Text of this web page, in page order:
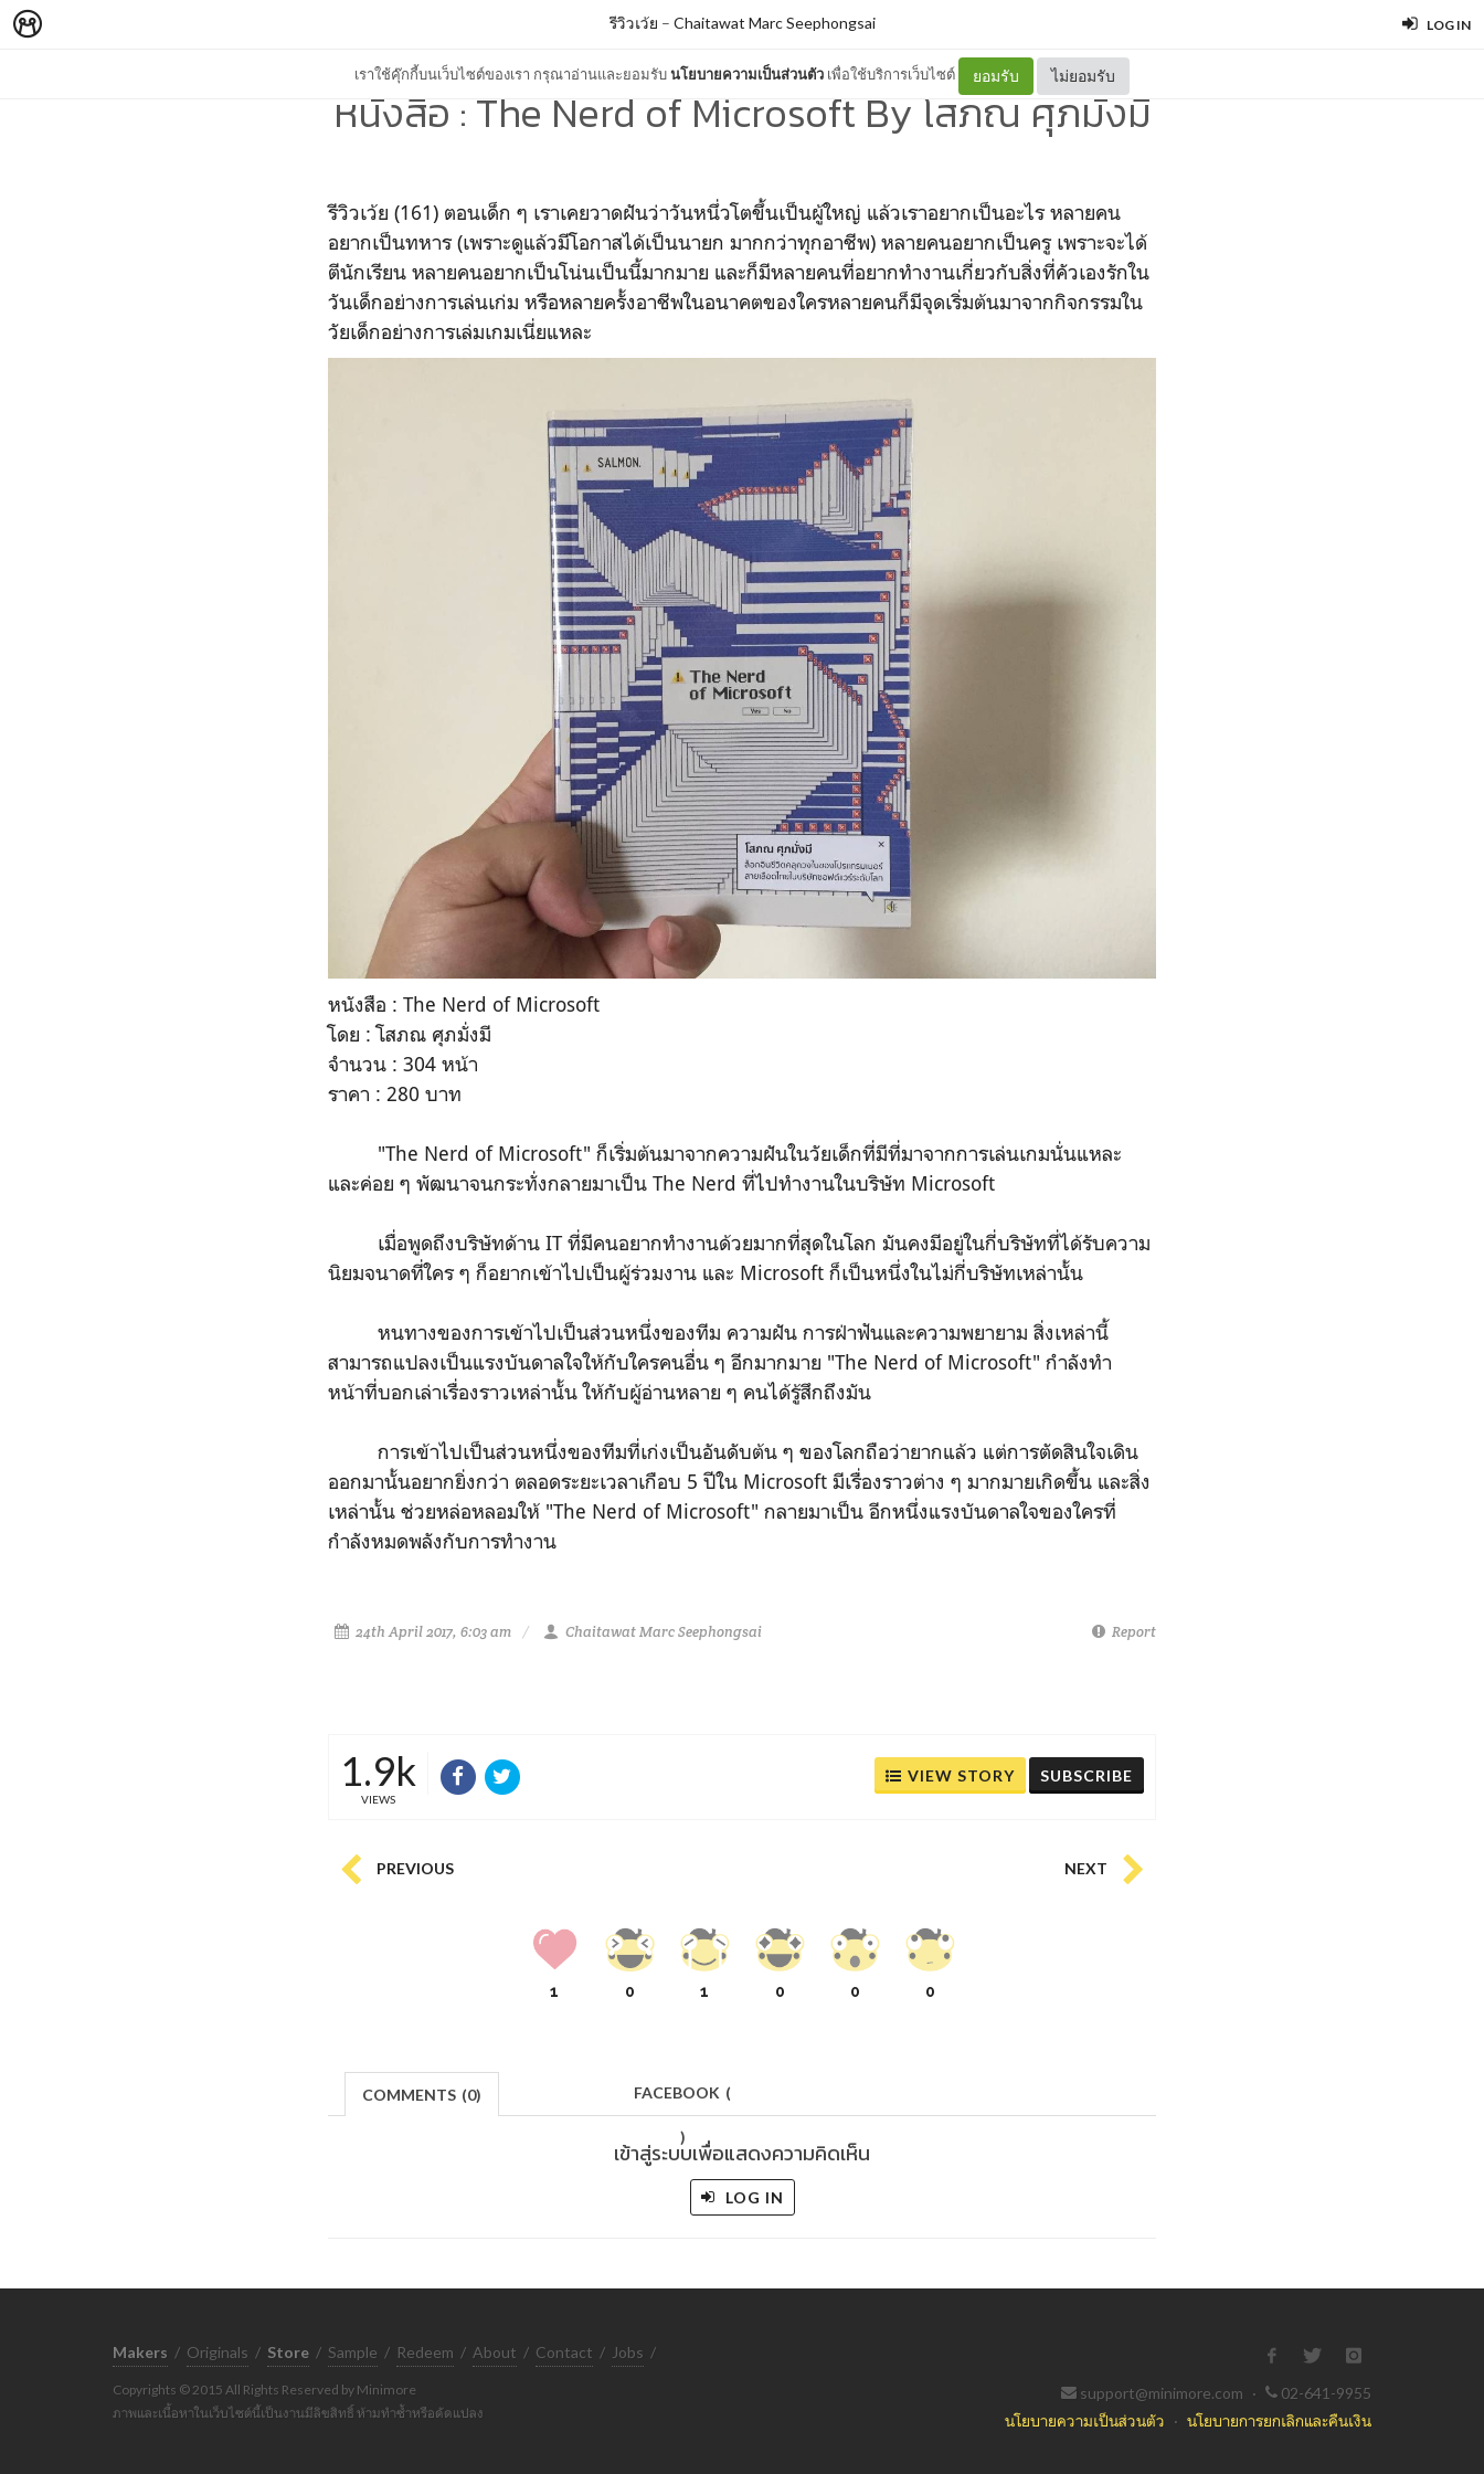
LOG IN
เราใช้คุ๊กกี้บนเว็บไซต์ของเรา กรุณาอ่านและยอมรับนโยบายความเป็นส่วนตัว เพื่อใช้บริการเว็บไซต์ ยอมรับ ไม่ยอมรับ
รีวิวเว้ย – Chaitawat Marc Seephongsai
หนังสือ : The Nerd of Microsoft By โสภณ ศุภมั่งมี
รีวิวเว้ย (161) ตอนเด็ก ๆ เราเคยวาดฝันว่าวันหนึ่วโตขึ้นเป็นผู้ใหญ่ แล้วเราอยากเป็นอะไร หลายคน
อยากเป็นทหาร (เพราะดูแล้วมีโอกาสได้เป็นนายก มากกว่าทุกอาชีพ) หลายคนอยากเป็นครู เพราะจะได้
ตีนักเรียน หลายคนอยากเป็นโน่นเป็นนี้มากมาย และก็มีหลายคนที่อยากทำงานเกี่ยวกับสิ่งที่คัวเองรักใน
วันเด็กอย่างการเล่นเก่ม หรือหลายครั้งอาชีพในอนาคตของใครหลายคนก็มีจุดเริ่มต้นมาจากกิจกรรมใน
วัยเด็กอย่างการเล่มเกมเนี่ยแหละ
หนังสือ : The Nerd of Microsoft
โดย : โสภณ ศุภมั่งมี
จำนวน : 304 หน้า
ราคา : 280 บาท
"The Nerd of Microsoft" ก็เริ่มต้นมาจากความฝันในวัยเด็กที่มีที่มาจากการเล่นเกมนั่นแหละ
และค่อย ๆ พัฒนาจนกระทั่งกลายมาเป็น The Nerd ที่ไปทำงานในบริษัท Microsoft
เมื่อพูดถึงบริษัทด้าน IT ที่มีคนอยากทำงานด้วยมากที่สุดในโลก มันคงมีอยู่ในกี่บริษัทที่ได้รับความ
นิยมจนาดที่ใคร ๆ ก็อยากเข้าไปเป็นผู้ร่วมงาน และ Microsoft ก็เป็นหนึ่งในไม่กี่บริษัทเหล่านั้น
หนทางของการเข้าไปเป็นส่วนหนึ่งของทีม ความฝัน การฝ่าฟันและความพยายาม สิ่งเหล่านี้
สามารถแปลงเป็นแรงบันดาลใจให้กับใครคนอื่น ๆ อีกมากมาย "The Nerd of Microsoft" กำลังทำ
หน้าที่บอกเล่าเรื่องราวเหล่านั้น ให้กับผู้อ่านหลาย ๆ คนได้รู้สึกถึงมัน
การเข้าไปเป็นส่วนหนึ่งของทีมที่เก่งเป็นอันดับต้น ๆ ของโลกถือว่ายากแล้ว แต่การตัดสินใจเดิน
ออกมานั้นอยากยิ่งกว่า ตลอดระยะเวลาเกือบ 5 ปีใน Microsoft มีเรื่องราวต่าง ๆ มากมายเกิดขึ้น และสิ่ง
เหล่านั้น ช่วยหล่อหลอมให้ "The Nerd of Microsoft" กลายมาเป็น อีกหนึ่งแรงบันดาลใจของใครที่
กำลังหมดพลังกับการทำงาน
24th April 2017, 6:03 am Chaitawat Marc Seephongsai Report
1.9k
VIEWS
VIEW STORY SUBSCRIBE
PREVIOUS NEXT
1 0 1 0 0 0
COMMENTS (0) FACEBOOK (
)
เข้าสู่ระบบเพื่อแสดงความคิดเห็น
LOG IN
Makers / Originals / Store / Sample / Redeem / About / Contact / Jobs /
Copyrights © 2015 All Rights Reserved by Minimore
ภาพและเนื้อหาในเว็บไซต์นี้เป็นงานมีลิขสิทธิ์ ห้ามทำซ้ำหรือดัดแปลง
support@minimore.com ·
02-641-9955
นโยบายความเป็นส่วนตัว · นโยบายการยกเลิกและคืนเงิน